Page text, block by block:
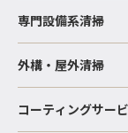
専門設備系清掃
外構・屋外清掃
コーティングサー